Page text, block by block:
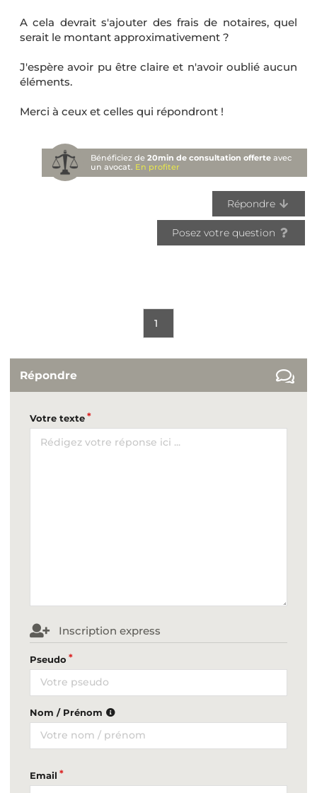
A cela devrait s'ajouter des frais de notaires, quel
serait le montant approximativement ?
J'espère avoir pu être claire et n'avoir oublié aucun
éléments.
Merci à ceux et celles qui répondront !
Bénéficiez de20min de consultation offerte avec
un avocat. En profiter
Répondre
Posez votre question
1
Répondre
Votre texte
Inscription express
Pseudo
Nom / Prénom
Email